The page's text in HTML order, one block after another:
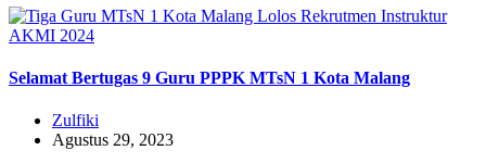
Selamat Bertugas 9 Guru PPPK MTsN 1 Kota Malang
Zulfiki
Agustus 29, 2023